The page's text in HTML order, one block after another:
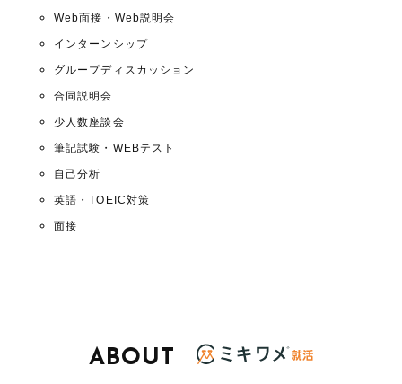
Web面接・Web説明会
インターンシップ
グループディスカッション
合同説明会
少人数座談会
筆記試験・WEBテスト
自己分析
英語・TOEIC対策
面接
ABOUT